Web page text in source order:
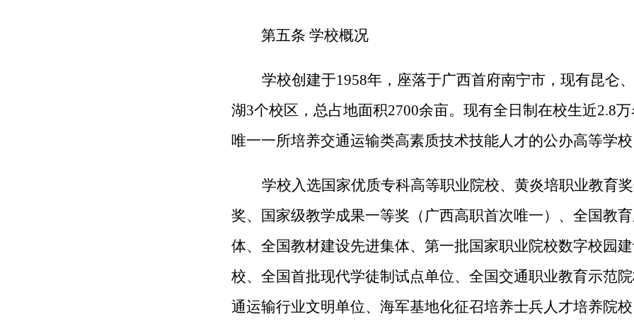
第五条 学校概况
学校创建于1958年，座落于广西首府南宁市，现有昆仑
湖3个校区，总占地面积2700余亩。 现有全日制在校生近2.8
唯一一所培养交通运输类高素质技术技能人才的公办高等学
学校入选国家优质专科高等职业院校、黄炎培职业教育
奖、国家级教学成果一等奖（广西高职首次唯一）、全国教
体、全国教材建设先进集体、第一批国家职业院校数字校园
校、全国首批现代学徒制试点单位、全国交通职业教育示范
通运输行业文明单位、海军基地化征召培养士兵人才培养院